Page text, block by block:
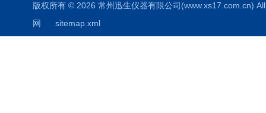
版权所有 © 2026 常州迅生仪器有限公司
网
sitemap.xml